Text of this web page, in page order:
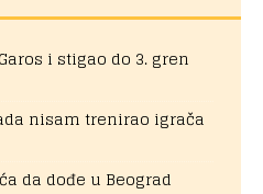
i stigao do 3. gren
nisam trenirao igrača
da dođe u Beograd